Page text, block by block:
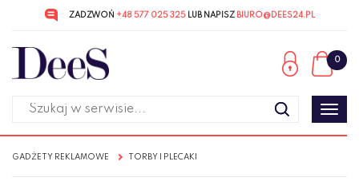
do menu
głównego
do
menu
w
ZADZWOŃ +48 577 025 325LUB NAPISZ BIURO@DEES24.PL
0
GADŻETY REKLAMOWE TORBY I PLECAKI